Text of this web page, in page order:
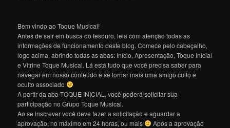
Bem vindo ao Toque Musical!
Antes de sair em busca do tesouro, leia com atenção todas as
informações de funcionamento deste blog. Comece pelo cabeçalho,
logo acima, abrindo todas as abas: Início, Apresentação, Toque Inicial
e Vitrine Toque Musical. Lá está tudo que você precisa saber para
navegar em nosso conteúdo e se tornar mais uma amigo culto e
oculto associado
A partir da aba TOQUE INICIAL, você poderá solicitar sua
participação no Grupo Toque Musical.
Ao se inscrever você deve fazer a solicitação e aguardar a
aprovação, no máximo em 24 horas, ou mais
Após a aprovação